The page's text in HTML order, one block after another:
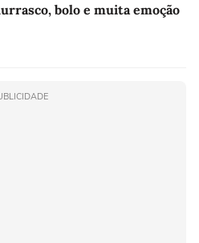
bolo e muita emoção